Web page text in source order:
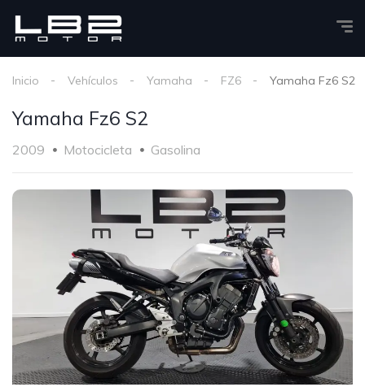
Inicio Vehículos Yamaha FZ6 Yamaha Fz6 S2
Yamaha Fz6 S2
2009 Motocicleta Gasolina